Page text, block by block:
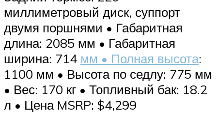
миллиметровый диск, суппорт
двумя поршнями • Габаритная
длина: 2085 мм • Габаритная
ширина: 714 мм • Полная высота:
1100 мм • Высота по седлу: 775 мм
• Вес: 170 кг • Топливный бак: 18.2
л • Цена MSRP: $4,299